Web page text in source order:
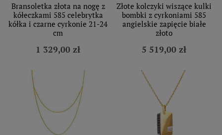
Bransoletka złota na nogę z
kółeczkami 585 celebrytka
kółka i czarne cyrkonie 21-24
cm
1 329,00 zł
Złote kolczyki wiszące kulki
bombki z cyrkoniami 585
angielskie zapięcie białe
złoto
5 519,00 zł